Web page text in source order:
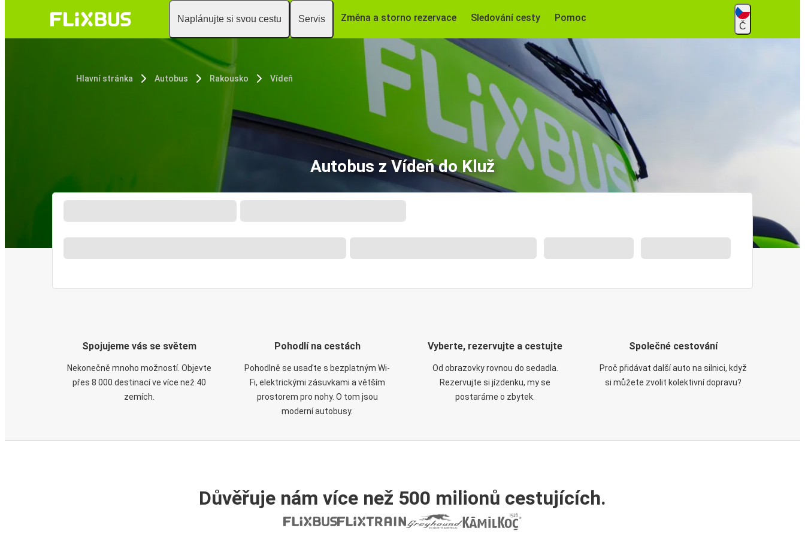
Naplánujte si svou cestu Servis Změna a storno rezervace Sledování cesty Pomoc
Č
Hlavní stránka Autobus Rakousko Vídeň
Autobus z Vídeň do Kluž
Spojujeme vás se světem
Nekonečně mnoho možností. Objevte
přes 8 000 destinací ve více než 40
zemích.
Pohodlí na cestách
Pohodlně se usaďte s bezplatným Wi-
Fi, elektrickými zásuvkami a větším
prostorem pro nohy. O tom jsou
moderní autobusy.
Vyberte, rezervujte a cestujte
Od obrazovky rovnou do sedadla.
Rezervujte si jízdenku, my se
postaráme o zbytek.
Společné cestování
Proč přidávat další auto na silnici, když
si můžete zvolit kolektivní dopravu?
Důvěřuje nám více než 500 milionů cestujících.